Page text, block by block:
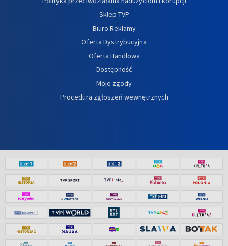
Sklep TVP
Biuro Reklamy
Oferta Dystrybucyjna
Oferta Handlowa
Dostępność
Moje zgody
Procedura zgłoszeń wewnętrznych